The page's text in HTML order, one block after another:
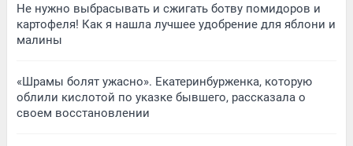
Не нужно выбрасывать и сжигать ботву помидоров и
картофеля! Как я нашла лучшее удобрение для яблони и
малины
«Шрамы болят ужасно». Екатеринбурженка, которую
облили кислотой по указке бывшего, рассказала о
своем восстановлении